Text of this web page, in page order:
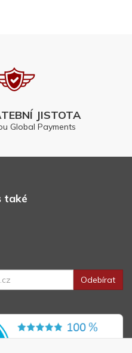
JISTOTA
Global Payments
také
Odebírat